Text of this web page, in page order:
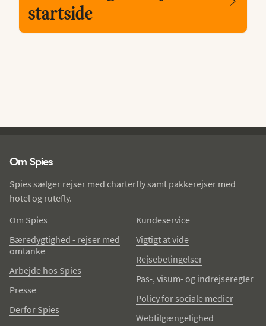
startside
Om Spies
Spies sælger rejser med charterfly samt pakkerejser med
hotel og rutefly.
Om Spies
Bæredygtighed - rejser med
omtanke
Arbejde hos Spies
Presse
Derfor Spies
Kundeservice
Vigtigt at vide
Rejsebetingelser
Pas-, visum- og indrejseregler
Policy for sociale medier
Webtilgængelighed